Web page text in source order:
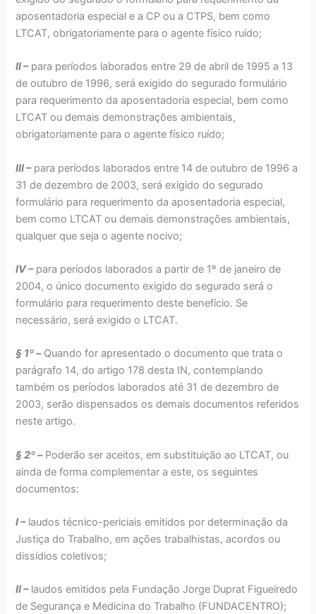
aposentadoria especial e a CP ou a CTPS, bem como
LTCAT, obrigatoriamente para o agente físico ruído;
II –para períodos laborados entre 29 de abril de 1995 a 13
de outubro de 1996, será exigido do segurado formulário
para requerimento da aposentadoria especial, bem como
LTCAT ou demais demonstrações ambientais,
obrigatoriamente para o agente físico ruído;
III –para períodos laborados entre 14 de outubro de 1996 a
31 de dezembro de 2003, será exigido do segurado
formulário para requerimento da aposentadoria especial,
bem como LTCAT ou demais demonstrações ambientais,
qualquer que seja o agente nocivo;
IV –para períodos laborados a partir de 1º de janeiro de
2004, o único documento exigido do segurado será o
formulário para requerimento deste benefício. Se
necessário, será exigido o LTCAT.
§ 1º –Quando for apresentado o documento que trata o
parágrafo 14, do artigo 178 desta IN, contemplando
também os períodos laborados até 31 de dezembro de
2003, serão dispensados os demais documentos referidos
neste artigo.
§ 2º –Poderão ser aceitos, em substituição ao LTCAT, ou
ainda de forma complementar a este, os seguintes
documentos:
I –laudos técnico-periciais emitidos por determinação da
Justiça do Trabalho, em ações trabalhistas, acordos ou
dissídios coletivos;
II –laudos emitidos pela Fundação Jorge Duprat Figueiredo
de Segurança e Medicina do Trabalho (FUNDACENTRO);